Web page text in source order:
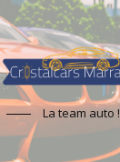
La team auto !